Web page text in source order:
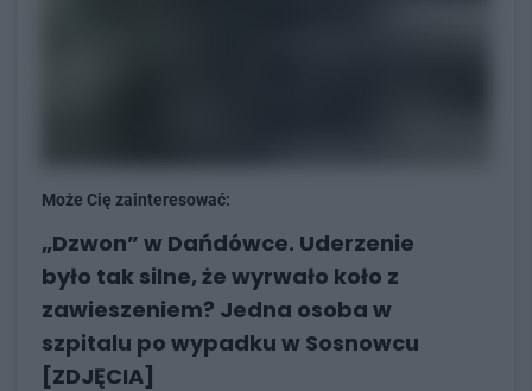
Może Cię zainteresować:
„Dzwon” w Dańdówce. Uderzenie
było tak silne, że wyrwało koło z
zawieszeniem? Jedna osoba w
szpitalu po wypadku w Sosnowcu
[ZDJĘCIA]